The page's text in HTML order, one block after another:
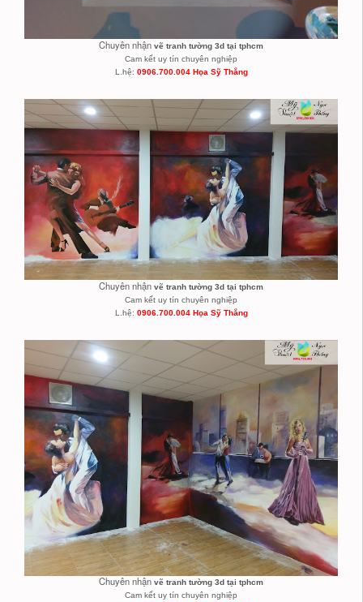
Chuyên nhận vẽ tranh tường 3d tại tphcm
Cam kết uy tín chuyên nghiệp
L.hệ: 0906.700.004 Họa Sỹ Thắng
Chuyên nhận vẽ tranh tường 3d tại tphcm
Cam kết uy tín chuyên nghiệp
L.hệ: 0906.700.004 Họa Sỹ Thắng
Chuyên nhận vẽ tranh tường 3d tại tphcm
Cam kết uy tín chuyên nghiệp